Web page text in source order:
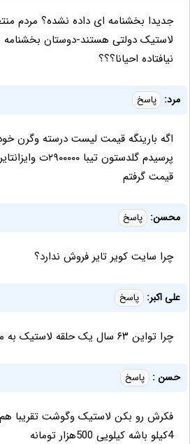
جدیدا بخشنامه ای داده نشده؟ مردم
لاستیک دولتی هستند-دوستان بخشنامه
نیافتاده احیانا؟؟؟
مرد: پاسخ
اگه بارینگه قیمت لیست درسته وگرن
قیمت گرفتم
محسن: پاسخ
چرا سایت کویر تایر فروش ندارد؟
علی اکبر: پاسخ
چرا تواین ۶۳ سال یک حلقه لاستیک به ما ندادن
حسن : پاسخ
فکرش رو بکن لاستیک وگوشت تقریبا
4کیلو باشه کیلویی 500هزار تومانه